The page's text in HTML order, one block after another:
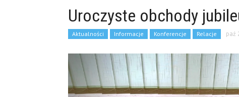
Uroczyste obchody
Aktualności Informacje Konferencje Relacje paź